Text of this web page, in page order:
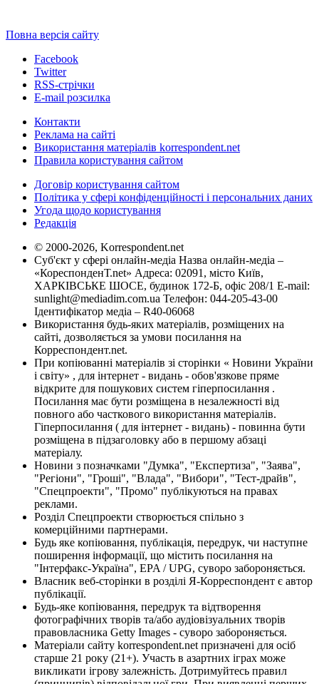
Повна версія сайту
Facebook
Twitter
RSS-стрічки
E-mail розсилка
Контакти
Реклама на сайті
Використання матеріалів korrespondent.net
Правила користування сайтом
Договір користування сайтом
Політика у сфері конфіденційності і персональних даних
Угода щодо користування
Редакція
© 2000-2026, Korrespondent.net
Суб'єкт у сфері онлайн-медіа Назва онлайн-медіа –
«КореспонденТ.net» Адреса: 02091, місто Київ,
ХАРКІВСЬКЕ ШОСЕ, будинок 172-Б, офіс 208/1 E-mail:
sunlight@mediadim.com.ua Телефон: 044-205-43-00
Ідентифікатор медіа – R40-06068
Використання будь-яких матеріалів, розміщених на
сайті, дозволяється за умови посилання на
Корреспондент.net.
При копіюванні матеріалів зі сторінки « Новини України
і світу» , для інтернет - видань - обов'язкове пряме
відкрите для пошукових систем гіперпосилання .
Посилання має бути розміщена в незалежності від
повного або часткового використання матеріалів.
Гіперпосилання ( для інтернет - видань) - повинна бути
розміщена в підзаголовку або в першому абзаці
матеріалу.
Новини з позначками "Думка", "Експертиза", "Заява",
"Регіони", "Гроші", "Влада", "Вибори", "Тест-драйв",
"Спецпроекти", "Промо" публікуються на правах
реклами.
Розділ Спецпроекти створюється спільно з
комерційними партнерами.
Будь яке копіювання, публікація, передрук, чи наступне
поширення інформації, що містить посилання на
"Інтерфакс-Україна", EPA / UPG, суворо забороняється.
Власник веб-сторінки в розділі Я-Корреспондент є автор
публікації.
Будь-яке копіювання, передрук та відтворення
фотографічних творів та/або аудіовізуальних творів
правовласника Getty Images - суворо забороняється.
Матеріали сайту korrespondent.net призначені для осіб
старше 21 року (21+). Участь в азартних іграх може
викликати ігрову залежність. Дотримуйтесь правил